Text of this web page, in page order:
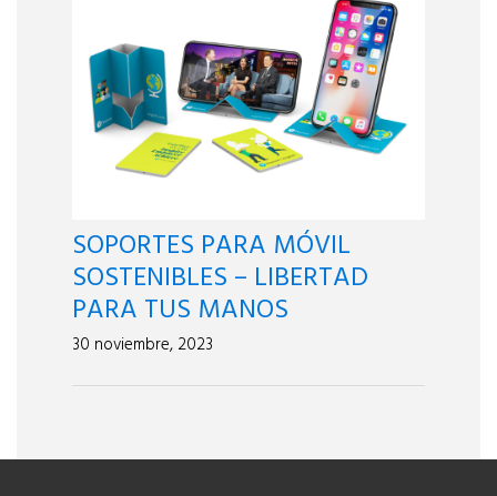
SOPORTES PARA MÓVIL
SOSTENIBLES – LIBERTAD
PARA TUS MANOS
30 noviembre, 2023